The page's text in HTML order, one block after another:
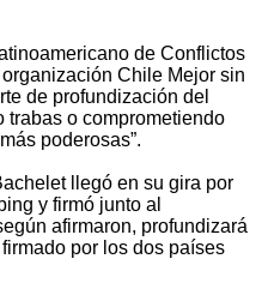
de Conflictos
Chile Mejor sin
de profundización del
trabas o comprometiendo
poderosas”.
llegó en su gira por
y firmó junto al
afirmaron, profundizará
por los dos países